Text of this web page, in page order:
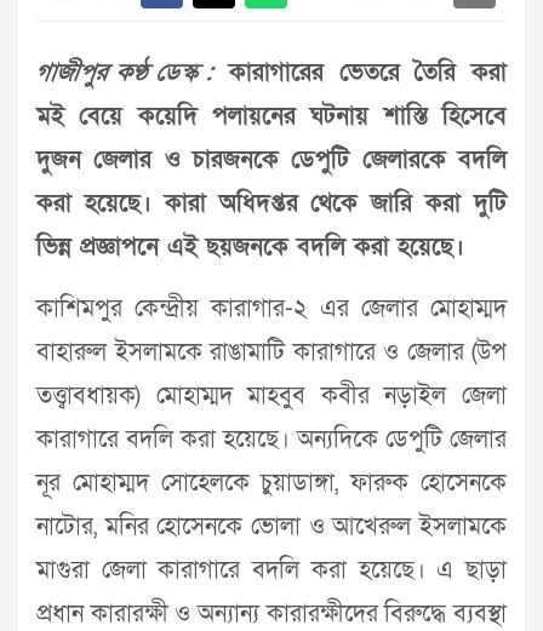
গাজীপুর কণ্ঠ ডেস্ক :কারাগারের ভেতরে তৈরি করা
মই বেয়ে কয়েদি পলায়নের ঘটনায় শাস্তি হিসেবে
দুজন জেলার ও চারজনকে ডেপুটি জেলারকে বদলি
করা হয়েছে। কারা অধিদপ্তর থেকে জারি করা দুটি
ভিন্ন প্রজ্ঞাপনে এই ছয়জনকে বদলি করা হয়েছে।
কাশিমপুর কেন্দ্রীয় কারাগার-২ এর জেলার মোহাম্মদ
বাহারুল ইসলামকে রাঙামাটি কারাগারে ও জেলার (উপ
তত্ত্বাবধায়ক) মোহাম্মদ মাহবুব কবীর নড়াইল জেলা
কারাগারে বদলি করা হয়েছে। অন্যদিকে ডেপুটি জেলার
নূর মোহাম্মদ সোহেলকে চুয়াডাঙ্গা, ফারুক হোসেনকে
নাটোর, মনির হোসেনকে ভোলা ও আখেরুল ইসলামকে
মাগুরা জেলা কারাগারে বদলি করা হয়েছে। এ ছাড়া
প্রধান কারারক্ষী ও অন্যান্য কারারক্ষীদের বিরুদ্ধে ব্যবস্থা